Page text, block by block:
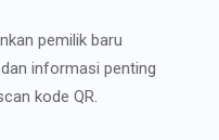
pemilik baru
informasi penting
kode QR.